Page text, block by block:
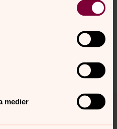
medier